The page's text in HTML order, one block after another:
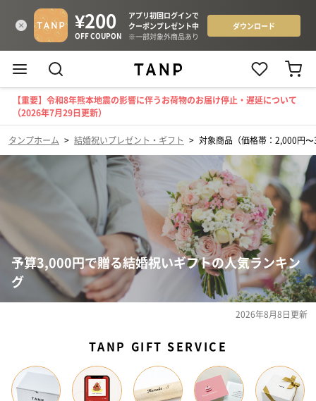
【重要】令和8年熊本地震の影響に伴うお荷物のお届け停止・遅延について
（2026年7月29日更新）
タンプホーム > 結婚祝いプレゼント・ギフト > 対象商品（価格帯：2,000円
予算3,000円で贈る結婚祝いギフトの人気ランキン
グ
2026年8月8日更新
TANP GIFT SERVICE